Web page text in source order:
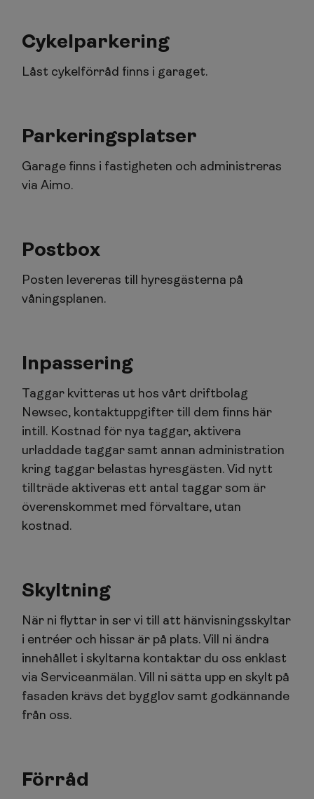
Cykelparkering
Låst cykelförråd finns i garaget.
Parkeringsplatser
Garage finns i fastigheten och administreras
via Aimo.
Postbox
Posten levereras till hyresgästerna på
våningsplanen.
Inpassering
Taggar kvitteras ut hos vårt driftbolag
Newsec, kontaktuppgifter till dem finns här
intill. Kostnad för nya taggar, aktivera
urladdade taggar samt annan administration
kring taggar belastas hyresgästen. Vid nytt
tillträde aktiveras ett antal taggar som är
överenskommet med förvaltare, utan
kostnad.
Skyltning
När ni flyttar in ser vi till att hänvisningsskyltar
i entréer och hissar är på plats. Vill ni ändra
innehållet i skyltarna kontaktar du oss enklast
via Serviceanmälan. Vill ni sätta upp en skylt på
fasaden krävs det bygglov samt godkännande
från oss.
Förråd